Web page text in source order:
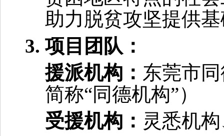
助力脱贫攻坚提供
项目团队：
援派机构： 东莞市
简称“同德机构”）
受援机构： 灵悉机